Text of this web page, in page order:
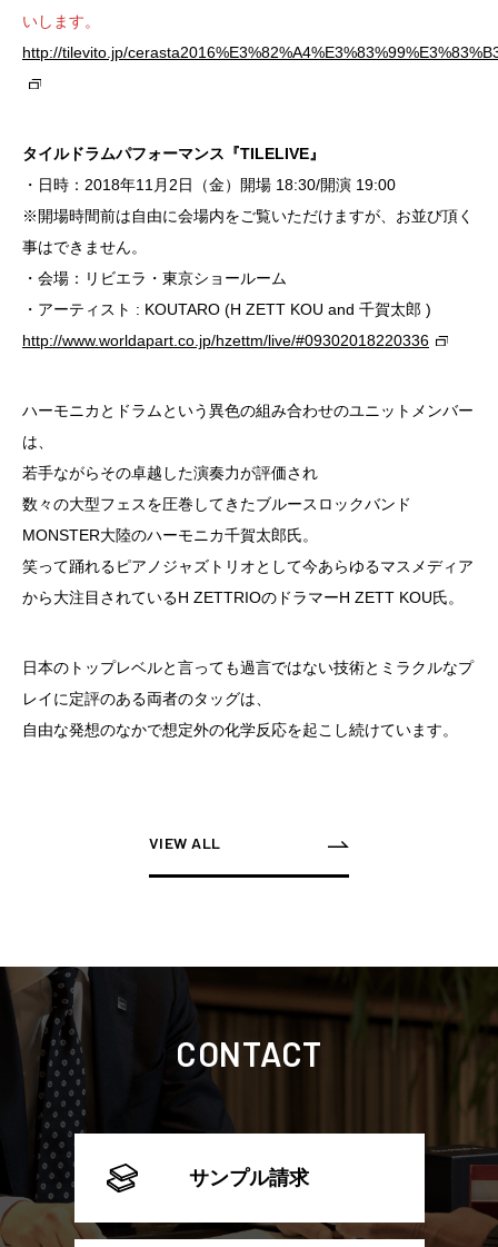
いします。
http://tilevito.jp/
タイルドラムパフォーマンス『TILELIVE』
・日時：2018年11月2日（金）開場 18:30/開演 19:00
※開場時間前は自由に会場内をご覧いただけますが、お並び頂く
事はできません。
・会場：リビエラ・東京ショールーム
・アーティスト : KOUTARO (H ZETT KOU and 千賀太郎 )
http://www.worldapart.co.jp/hzettm/live/#09302018220336
ハーモニカとドラムという異色の組み合わせのユニットメンバー
は、
若手ながらその卓越した演奏力が評価され
数々の大型フェスを圧巻してきたブルースロックバンド
MONSTER大陸のハーモニカ千賀太郎氏。
笑って踊れるピアノジャズトリオとして今あらゆるマスメディア
から大注目されているH ZETTRIOのドラマーH ZETT KOU氏。
日本のトップレベルと言っても過言ではない技術とミラクルなプ
レイに定評のある両者のタッグは、
自由な発想のなかで想定外の化学反応を起こし続けています。
VIEW ALL
CONTACT
サンプル請求